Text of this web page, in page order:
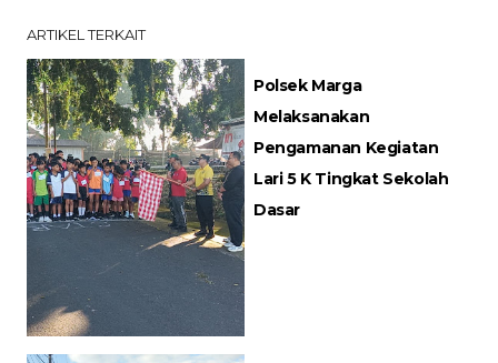
ARTIKEL TERKAIT
Polsek Marga
Melaksanakan
Pengamanan Kegiatan
Lari 5 K Tingkat Sekolah
Dasar